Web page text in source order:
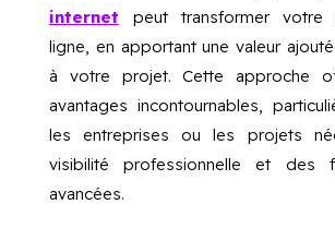
internet
peut transformer votre
ligne, en apportant une valeur
à votre projet. Cette approche
avantages incontournables,
les entreprises ou les projets
visibilité professionnelle et des
avancées.